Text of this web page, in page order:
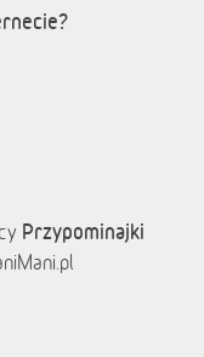
Przypominajki